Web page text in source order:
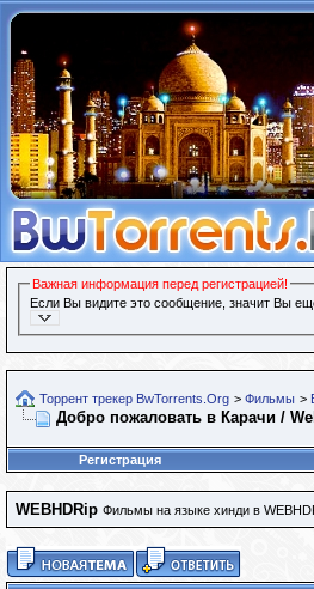
Важная информация перед регистрацией!
Если Вы видите это сообщение, значит Вы
Торрент трекер BwTorrents.Org > Фильмы >
Добро пожаловать в Карачи /
Регистрация
WEBHDRip Фильмы на языке хинди в